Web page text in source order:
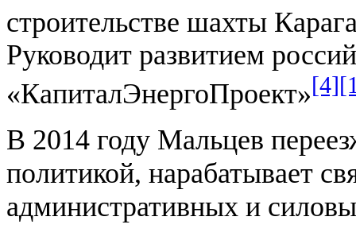
строительстве шахты
Руководит развитием
«КапиталЭнергоПроект»[4]
В 2014 году Мальцев
политикой, нарабатывает
административных и